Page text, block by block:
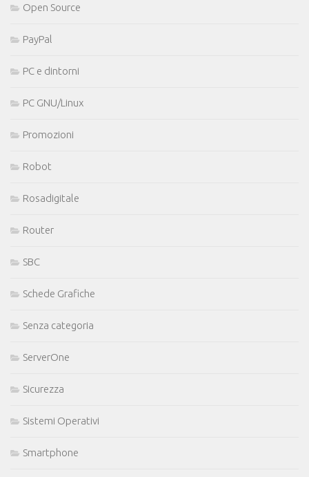
Open Source
PayPal
PC e dintorni
PC GNU/Linux
Promozioni
Robot
Rosadigitale
Router
SBC
Schede Grafiche
Senza categoria
ServerOne
Sicurezza
Sistemi Operativi
Smartphone